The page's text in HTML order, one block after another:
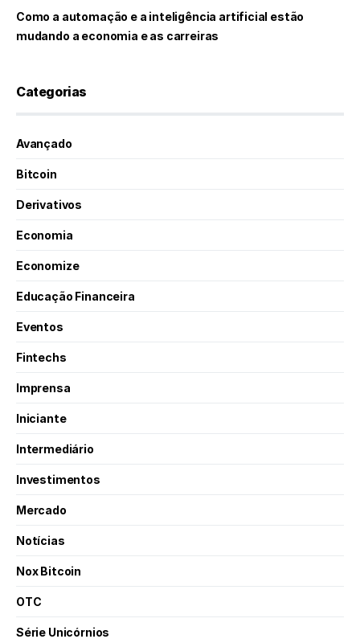
Como a automação e a inteligência artificial estão
mudando a economia e as carreiras
Categorias
Avançado
Bitcoin
Derivativos
Economia
Economize
Educação Financeira
Eventos
Fintechs
Imprensa
Iniciante
Intermediário
Investimentos
Mercado
Notícias
Nox Bitcoin
OTC
Série Unicórnios